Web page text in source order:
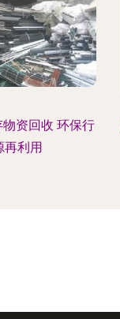
资回收 环保行
再利用